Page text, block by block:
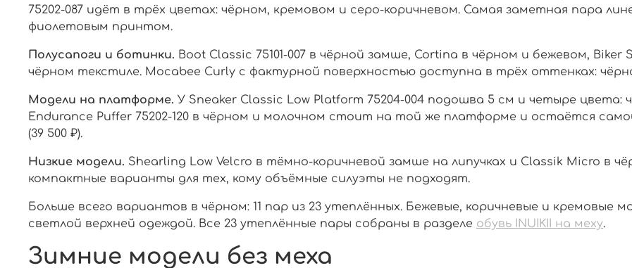
75202-087 идёт в трёх цветах: чёрном, кремовом и серо-коричневом. Самая заметная пара
фиолетовым принтом.
Полусапоги и ботинки. Boot Classic 75101-007 в чёрной замше, Cortina в чёрном и бежевом,
чёрном текстиле. Mocabee Curly с фактурной поверхностью доступна в трёх оттенках:
Модели на платформе. У Sneaker Classic Low Platform 75204-004 подошва 5 см и четыре цвета:
Endurance Puffer 75202-120 в чёрном и молочном стоит на той же платформе и остаётся
(39 500 ₽).
Низкие модели. Shearling Low Velcro в тёмно-коричневой замше на липучках и Classik Micro в
компактные варианты для тех, кому объёмные силуэты не подходят.
Больше всего вариантов в чёрном: 11 пар из 23 утеплённых. Бежевые, коричневые и кремовые
светлой верхней одеждой. Все 23 утеплённые пары собраны в разделе обувь INUIKII на меху.
Зимние модели без меха